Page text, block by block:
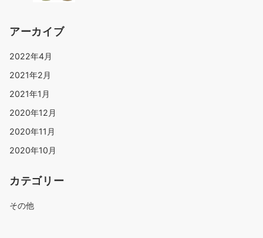
アーカイブ
2022年4月
2021年2月
2021年1月
2020年12月
2020年11月
2020年10月
カテゴリー
その他